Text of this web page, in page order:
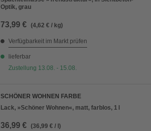
Optik, grau
73,99 € (4,62 € / kg)
Verfügbarkeit im Markt prüfen
lieferbar
Zustellung 13.08. - 15.08.
SCHÖNER WOHNEN FARBE
Lack, »Schöner Wohnen«, matt, farblos, 1 l
36,99 € (36,99 € / l)